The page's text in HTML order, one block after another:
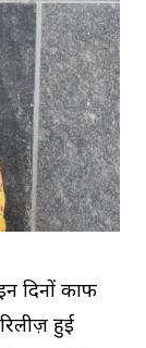
दिनों काफी
हुई